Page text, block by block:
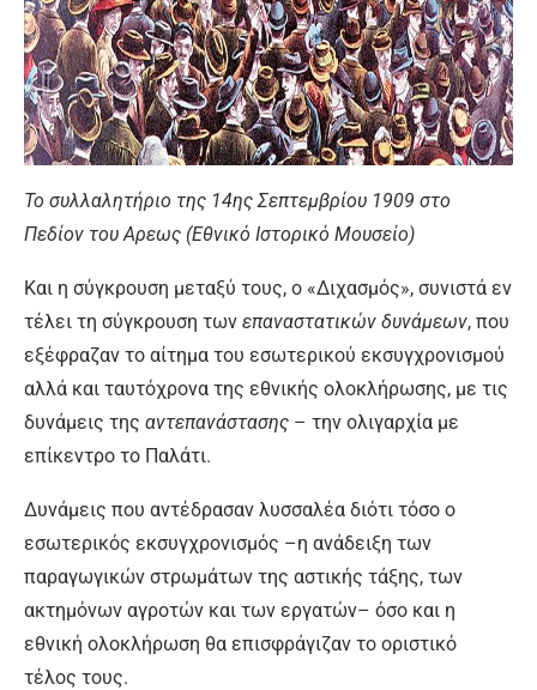
Το συλλαλητήριο της 14ης Σεπτεμβρίου 1909 στο
Πεδίον του Αρεως (Εθνικό Ιστορικό Μουσείο)
Και η σύγκρουση μεταξύ τους, ο «Διχασμός», συνιστά εν
τέλει τη σύγκρουση των επαναστατικών δυνάμεων, που
εξέφραζαν το αίτημα του εσωτερικού εκσυγχρονισμού
αλλά και ταυτόχρονα της εθνικής ολοκλήρωσης, με τις
δυνάμεις της αντεπανάστασης – την ολιγαρχία με
επίκεντρο το Παλάτι.
Δυνάμεις που αντέδρασαν λυσσαλέα διότι τόσο ο
εσωτερικός εκσυγχρονισμός –η ανάδειξη των
παραγωγικών στρωμάτων της αστικής τάξης, των
ακτημόνων αγροτών και των εργατών– όσο και η
εθνική ολοκλήρωση θα επισφράγιζαν το οριστικό
τέλος τους.